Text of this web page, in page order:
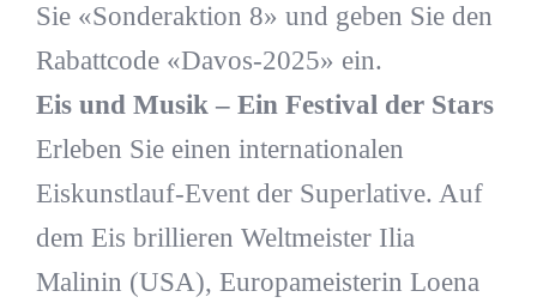
Sie «Sonderaktion 8» und geben Sie den
Rabattcode «Davos-2025» ein.
Eis und Musik – Ein Festival der Stars
Erleben Sie einen internationalen
Eiskunstlauf-Event der Superlative. Auf
dem Eis brillieren Weltmeister Ilia
Malinin (USA), Europameisterin Loena